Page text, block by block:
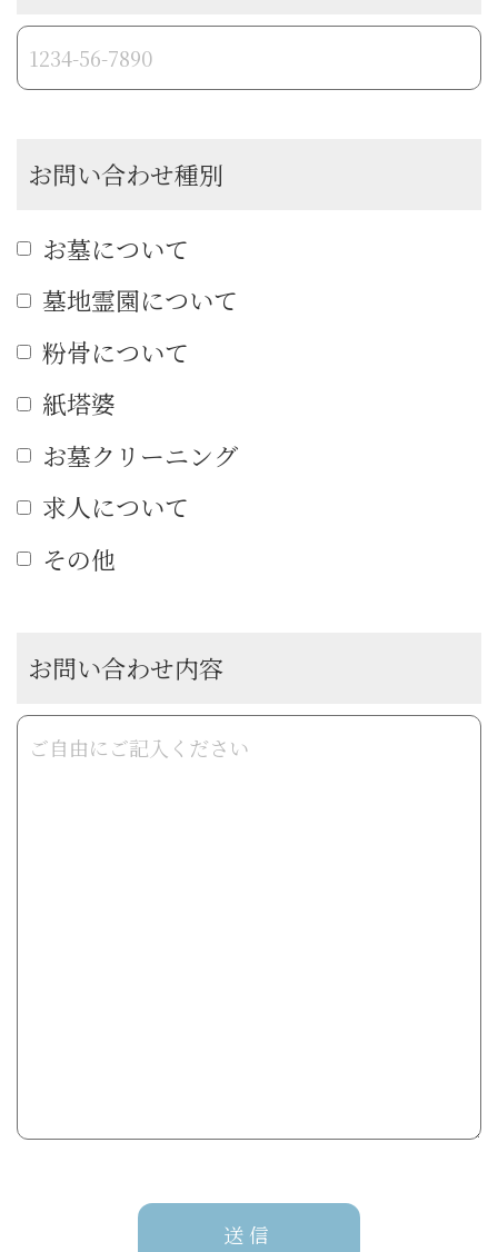
お問い合わせ種別
お墓について
墓地霊園について
粉骨について
紙塔婆
お墓クリーニング
求人について
その他
お問い合わせ内容